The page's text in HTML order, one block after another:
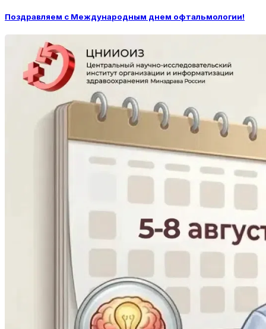
Поздравляем с Международным днем офтальмологии!